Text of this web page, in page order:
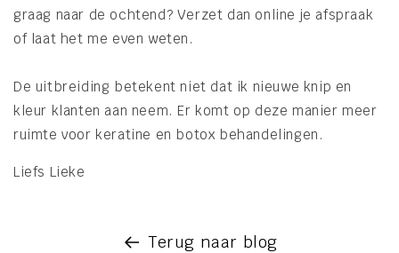
graag naar de ochtend? Verzet dan online je afspraak
of laat het me even weten.
De uitbreiding betekent niet dat ik nieuwe knip en
kleur klanten aan neem. Er komt op deze manier meer
ruimte voor keratine en botox behandelingen.
Liefs Lieke
Terug naar blog